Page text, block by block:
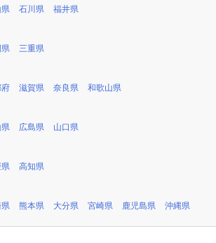
石川県 福井県
三重県
滋賀県 奈良県 和歌山県
県 広島県 山口県
高知県
熊本県 大分県 宮崎県 鹿児島県 沖縄県